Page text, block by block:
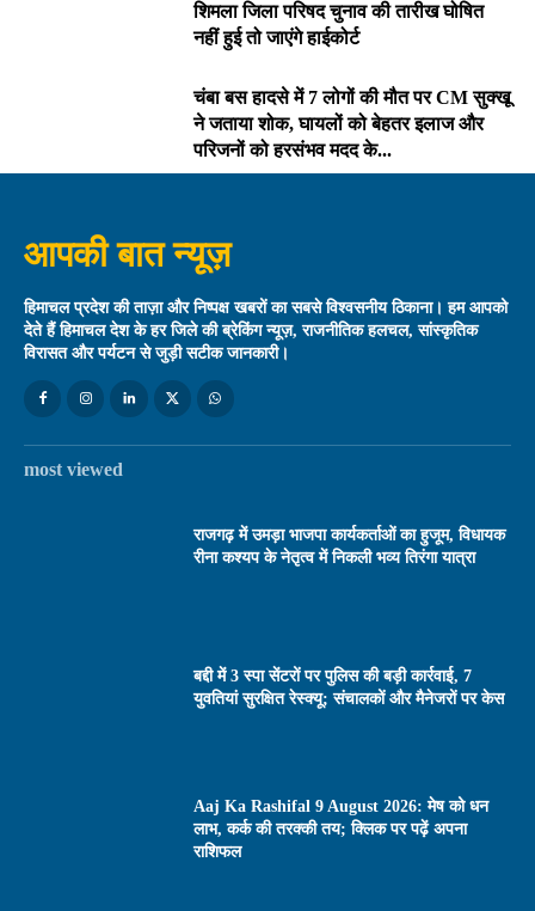
शिमला जिला परिषद चुनाव की तारीख घोषित
नहीं हुई तो जाएंगे हाईकोर्ट
चंबा बस हादसे में 7 लोगों की मौत पर CM सुक्खू
ने जताया शोक, घायलों को बेहतर इलाज और
परिजनों को हरसंभव मदद के...
आपकी बात न्यूज़
हिमाचल प्रदेश की ताज़ा और निष्पक्ष खबरों का सबसे विश्वसनीय ठिकाना। हम आपको
देते हैं हिमाचल देश के हर जिले की ब्रेकिंग न्यूज़, राजनीतिक हलचल, सांस्कृतिक
विरासत और पर्यटन से जुड़ी सटीक जानकारी।
most viewed
राजगढ़ में उमड़ा भाजपा कार्यकर्ताओं का हुजूम, विधायक
रीना कश्यप के नेतृत्व में निकली भव्य तिरंगा यात्रा
बद्दी में 3 स्पा सेंटरों पर पुलिस की बड़ी कार्रवाई, 7
युवतियां सुरक्षित रेस्क्यू; संचालकों और मैनेजरों पर केस
Aaj Ka Rashifal 9 August 2026: मेष को धन
लाभ, कर्क की तरक्की तय; क्लिक पर पढ़ें अपना
राशिफल